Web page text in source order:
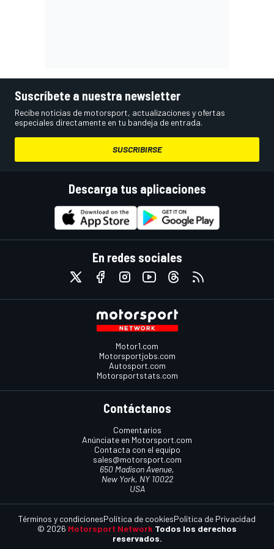
Suscríbete a nuestra newsletter
Recibe noticias de motorsport, actualizaciones y ofertas
especiales directamente en tu bandeja de entrada.
SUSCRIBIRSE
Descarga tus aplicaciones
En redes sociales
Motor1.com
Motorsportjobs.com
Autosport.com
Motorsportstats.com
Contáctanos
Comentarios
Anúnciate en Motorsport.com
Contacta con el equipo
sales@motorsport.com
650 Madison Avenue,
New York, NY 10022
USA
© 2026 Motorsport Network Todos los derechos
reservados.
Términos y condicionesPolítica de cookiesPolítica de Privacidad